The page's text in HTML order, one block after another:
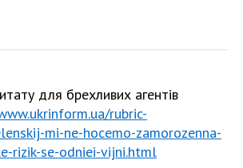
для брехливих агентів
rubric-
mi-ne-hocemo-zamorozenna-
rizik-se-odniei-vijni.html